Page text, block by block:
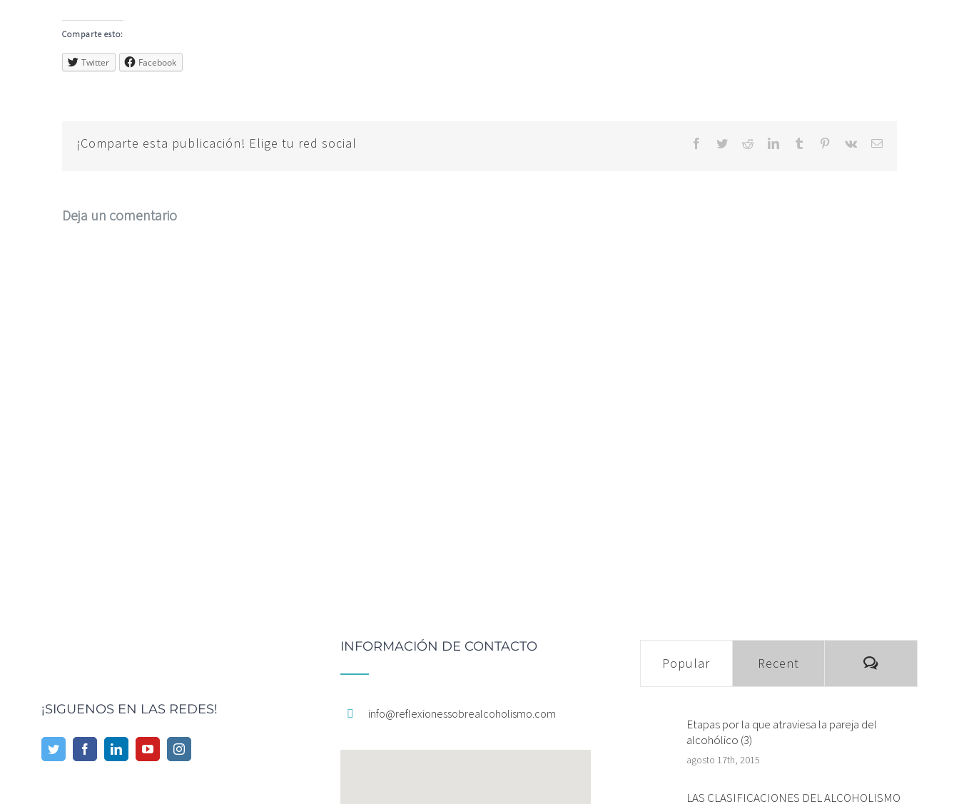
Comparte esto:
Twitter Facebook
¡Comparte esta publicación! Elige tu red social Facebook
TwitterRedditLinkedInTumblr Pinterest
Vk
Correo
Deja un comentario
¡SIGUENOS EN LAS REDES!
INFORMACIÓN DE CONTACTO
info@reflexionessobrealcoholismo. com
Popular Recent Comments
Etapas por la que atraviesa la pareja del
alcohólico (3)
agosto 17th, 2015
LAS CLASIFICACIONES DEL ALCOHOLISMO